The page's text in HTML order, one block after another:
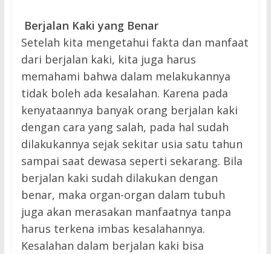
Berjalan Kaki yang Benar
Setelah kita mengetahui fakta dan manfaat
dari berjalan kaki, kita juga harus
memahami bahwa dalam melakukannya
tidak boleh ada kesalahan. Karena pada
kenyataannya banyak orang berjalan kaki
dengan cara yang salah, pada hal sudah
dilakukannya sejak sekitar usia satu tahun
sampai saat dewasa seperti sekarang. Bila
berjalan kaki sudah dilakukan dengan
benar, maka organ-organ dalam tubuh
juga akan merasakan manfaatnya tanpa
harus terkena imbas kesalahannya.
Kesalahan dalam berjalan kaki bisa